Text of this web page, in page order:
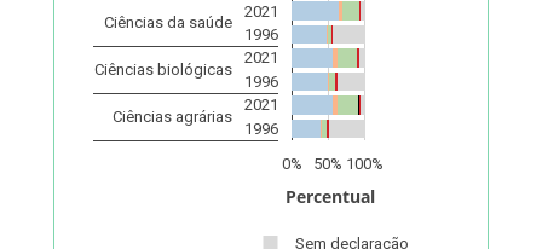
0% 50% 100%
1996
2021
1996
2021
1996
2021
Ciências agrárias
Ciências biológicas
Ciências da saúde
Sem declaração
Percentual